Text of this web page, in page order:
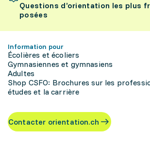
Questions d’orientation les plus
posées
Information pour
Écolières et écoliers
Gymnasiennes et gymnasiens
Adultes
Shop CSFO: Brochures sur les
études et la carrière
Contacter orientation.ch